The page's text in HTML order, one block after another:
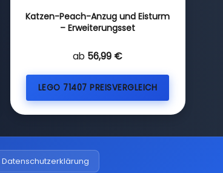
Katzen-Peach-Anzug und Eisturm
– Erweiterungsset
ab 56,99 €
LEGO 71407 PREISVERGLEICH
Datenschutzerklärung